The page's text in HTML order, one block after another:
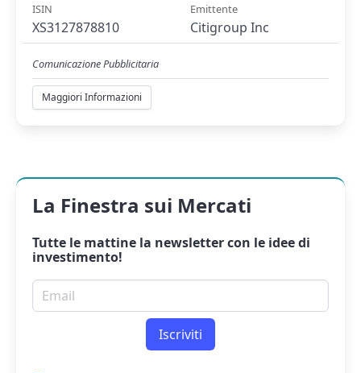
ISIN
XS3127878810
Emittente
Citigroup Inc
Comunicazione Pubblicitaria
Maggiori Informazioni
La Finestra sui Mercati
Tutte le mattine la newslettercon le idee di
investimento!
Email per newsletter
Iscriviti